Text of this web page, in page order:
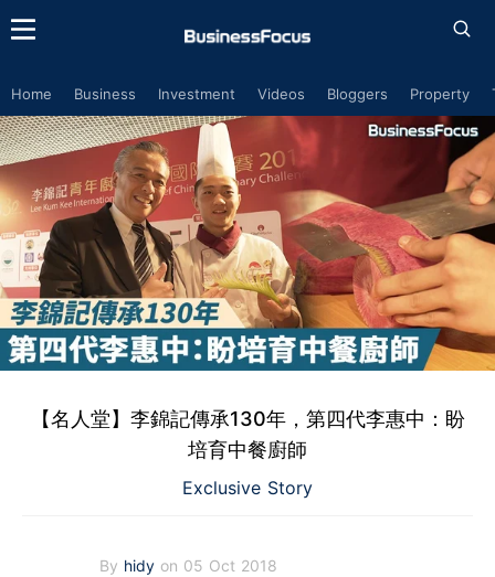
Home Business Investment Videos Bloggers Property
【名人堂】李錦記傳承130年，第四代李惠中：盼
培育中餐廚師
Exclusive Story
By hidy on 05 Oct 2018